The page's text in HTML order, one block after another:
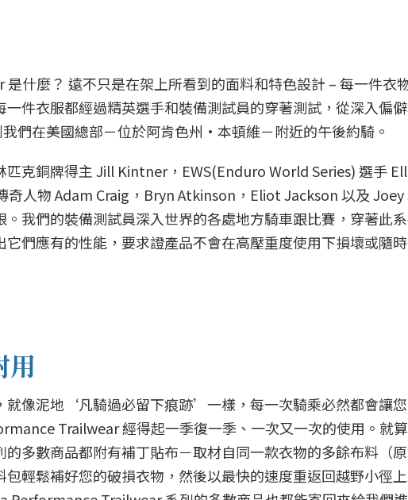
什麼？ 遠不只是在架上所看到的面料和特色設計 – 每一件衣
件衣服都經過精英選手和裝備測試員的穿著測試，從深入偏
們在美國總部－位於阿肯色州·本頓維－附近的午後約騎。
克銅牌得主 Jill Kintner，EWS(Enduro World Series) 選手
奇人物 Adam Craig，Bryn Atkinson，Eliot Jackson 以及
我們的裝備測試員深入世界的各處地方騎車跟比賽，穿著此
們應有的性能，要求證產品不會在高壓重度使用下損壞或隨
用
就像泥地‘凡騎過必留下痕跡’一樣，每一次騎乘必然都會讓
Trailwear 經得起一季復一季、一次又一次的使用。就
多數商品都附有補丁貼布－取材自同一款衣物的多餘布料（
輕鬆補好您的破損衣物，然後以最快的速度重返回越野小徑